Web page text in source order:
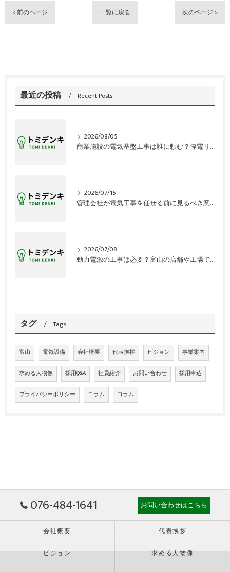
< 前のページ 一覧に戻る 次のページ >
最近の投稿 Recent Posts
2026/08/05
商業施設の電気基盤工事は誰に頼む？停電リスクの盲点
2026/07/15
管理会社が電気工事を任せる前に見るべき意外な盲点
2026/07/08
動力電源の工事は必要？富山の店舗や工場で見落とす確認点
タグ Tags
富山 電気設備 会社概要 代表挨拶 ビジョン 事業案内
求める人物像 採用Q&A 社員紹介 お問い合わせ 採用申込
プライバシーポリシー コラム コラム
076-484-1641 お問い合わせはこちら
会社概要 代表挨拶
ビジョン 求める人物像